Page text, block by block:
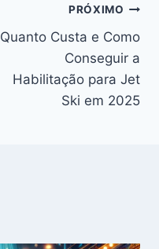
PRÓXIMO
Quanto Custa e Como
Conseguir a
Habilitação para Jet
Ski em 2025